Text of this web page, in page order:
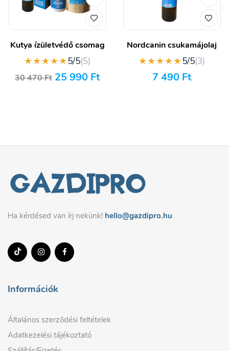
Kutya ízületvédő csomag
★★★★★5/5(5)
30 470Ft 25 990 Ft
Nordcanin csukamájolaj
★★★★★5/5(3)
7 490 Ft
Ha kérdésed van írj nekünk! hello@gazdipro.hu
Információk
Általános szerződési feltételek
Adatkezelési tájékoztató